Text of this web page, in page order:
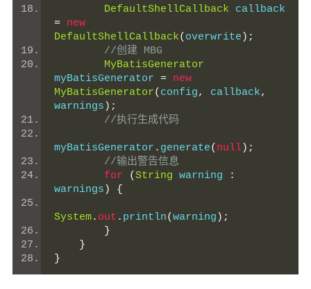
DefaultShellCallback
= new
DefaultShellCallback( overwrite );
//创建 MBG
MyBatisGenerator
myBatisGenerator = new
MyBatisGenerator( config, callback,
warnings );
//执行生成代码
myBatisGenerator . generate( null);
//输出警告信息
for
(String warning
:
warnings ) {
System. out . println(warning );
}
}
}